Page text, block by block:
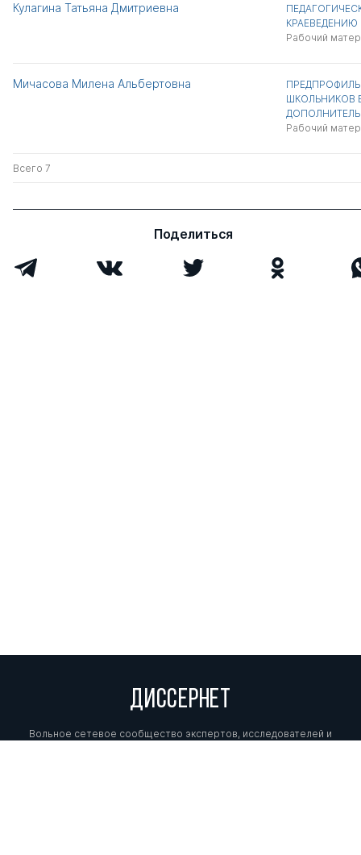
Кулагина Татьяна Дмитриевна
Рабочий
Мичасова Милена Альбертовна
ШКОЛЬНИКОВ
Рабочий
Всего 7
Поделиться
ДИССЕРНЕТ
Вольное сетевое сообщество экспертов, исследователей и